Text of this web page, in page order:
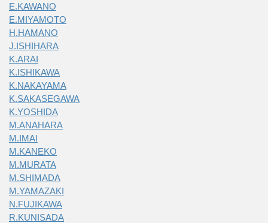
E.KAWANO
E.MIYAMOTO
H.HAMANO
J.ISHIHARA
K.ARAI
K.ISHIKAWA
K.NAKAYAMA
K.SAKASEGAWA
K.YOSHIDA
M.ANAHARA
M.IMAI
M.KANEKO
M.MURATA
M.SHIMADA
M.YAMAZAKI
N.FUJIKAWA
R.KUNISADA